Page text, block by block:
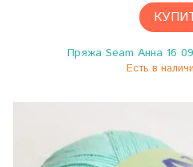
Пряжа Seam Анна 16
Есть в